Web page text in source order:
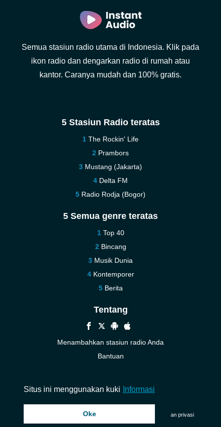
Semua stasiun radio utama di Indonesia. Klik pada
ikon radio dan dengarkan radio di rumah atau
kantor. Caranya mudah dan 100% gratis.
5 Stasiun Radio teratas
The Rockin' Life
Prambors
Mustang (Jakarta)
Delta FM
Radio Rodja (Bogor)
5 Semua genre teratas
Top 40
Bincang
Musik Dunia
Kontemporer
Berita
Tentang
Menambahkan stasiun radio Anda
Bantuan
© 2026 InstantAudio. Seluruh hak cipta. ・ Kebijakan privasi
Situs ini menggunakan kuki Informasi
Oke